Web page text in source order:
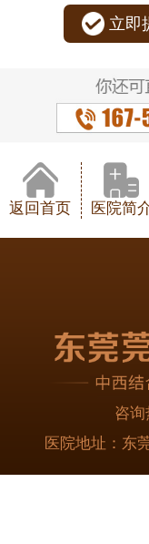
立即
返回首页 医院简
咨询
医院地址： 东